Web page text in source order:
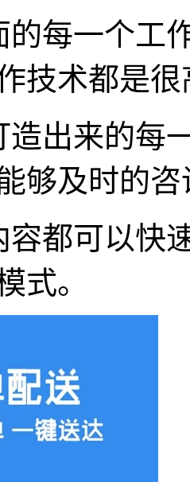
的每一个工
技术都是很
造出来的每
够及时的
容都可以快
式。